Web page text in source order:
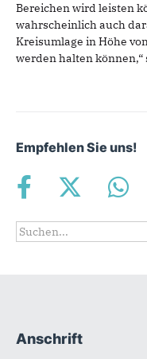
Bereichen wird leisten
wahrscheinlich auch
Kreisumlage in Höhe
werden halten können,“
Empfehlen Sie uns!
Suche
Fußbereich
Anschrift